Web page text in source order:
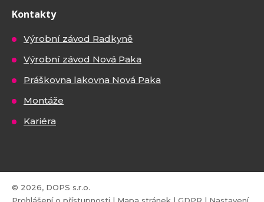
Kontakty
Výrobní závod Radkyně
Výrobní závod Nová Paka
Práškovna lakovna Nová Paka
Montáže
Kariéra
© 2026, DOPS s.r.o.